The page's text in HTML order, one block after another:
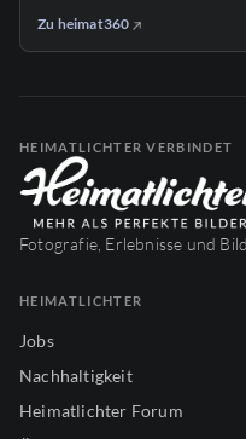
Zu heimat360
HEIMATLICHTER VERBINDET
Fotografie, Erlebnisse und
HEIMATLICHTER
Jobs
Nachhaltigkeit
Heimatlichter Forum